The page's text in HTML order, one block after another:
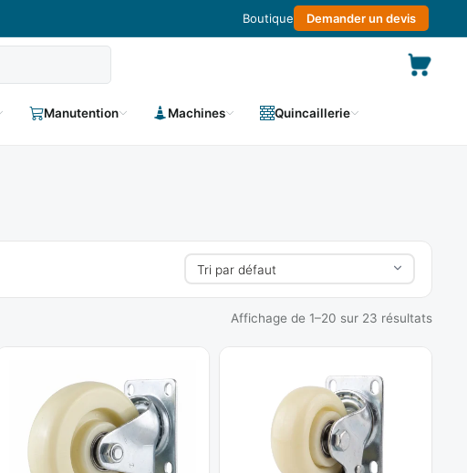
Boutique Demander un devis
Manutention Machines Quincaillerie
Affichage de 1–20 sur 23 résultats